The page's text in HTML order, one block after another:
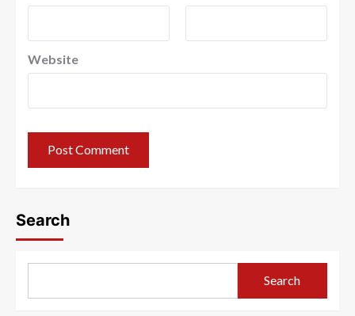
Website
Search
Search